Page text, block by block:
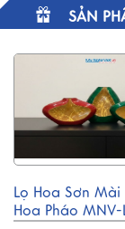
SẢN
Lọ Hoa Sơn Mài
Hoa Pháo MNV-